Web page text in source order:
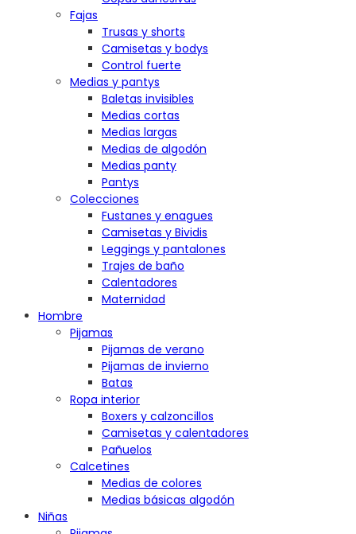
Fajas
Trusas y shorts
Camisetas y bodys
Control fuerte
Medias y pantys
Baletas invisibles
Medias cortas
Medias largas
Medias de algodón
Medias panty
Pantys
Colecciones
Fustanes y enagues
Camisetas y Bividis
Leggings y pantalones
Trajes de baño
Calentadores
Maternidad
Hombre
Pijamas
Pijamas de verano
Pijamas de invierno
Batas
Ropa interior
Boxers y calzoncillos
Camisetas y calentadores
Pañuelos
Calcetines
Medias de colores
Medias básicas algodón
Niñas